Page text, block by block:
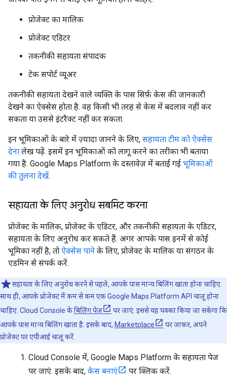
प्रोजेक्ट का मालिक
प्रोजेक्ट एडिटर
तकनीकी सहायता संपादक
टेक सपोर्ट व्यूअर
तकनीकी सहायता देखने वाले व्यक्ति के पास सिर्फ़ केस की जानकारी
देखने का ऐक्सेस होता है. वह किसी भी तरह से केस में बदलाव नहीं कर
सकता या उससे इंटरैक्ट नहीं कर सकता.
इन भूमिकाओं के बारे में ज़्यादा जानने के लिए, सहायता टीम को ऐक्सेस
देना लेख पढ़ें. इसमें इन भूमिकाओं को लागू करने का तरीका भी बताया
गया है. Google Maps Platform के दस्तावेज़ में बताई गई भूमिकाओं
की तुलना देखें.
सहायता के लिए अनुरोध सबमिट करना
प्रोजेक्ट के मालिक, प्रोजेक्ट के एडिटर, और तकनीकी सहायता के एडिटर,
सहायता के लिए अनुरोध कर सकते हैं. अगर आपके पास इनमें से कोई
भूमिका नहीं है, तो ऐक्सेस पाने के लिए, प्रोजेक्ट के मालिक या संगठन के
एडमिन से संपर्क करें.
सहायता के लिए अनुरोध करने से पहले, आपके पास मान्य बिलिंग खाता होना चाहिए.
साथ ही, आपके प्रोजेक्ट में कम से कम एक Google Maps Platform API चालू होना
चाहिए. Cloud Console केबिलिंग पेज
पर जाएं. इससे यह पक्का किया जा सकेगा कि
आपके पास मान्य बिलिंग खाता है. इसके बाद, Marketplace
पर जाकर, अपने
प्रोजेक्ट पर एपीआई चालू करें.
Cloud Console में, Google Maps Platform के सहायता पेज
पर जाएं. इसके बाद, केस बनाएं
पर क्लिक करें.